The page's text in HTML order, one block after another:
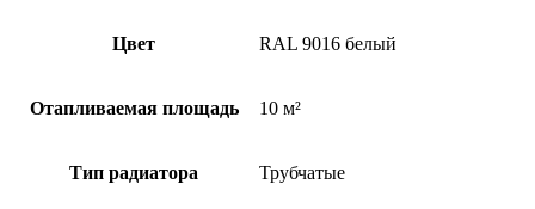
Цвет RAL 9016 белый
Отапливаемая площадь 10 м²
Тип радиатора Трубчатые